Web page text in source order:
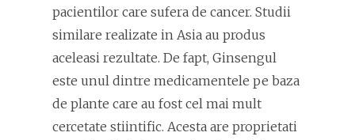
pacientilor care sufera de cancer. Studii
similare realizate in Asia au produs
aceleasi rezultate. De fapt, Ginsengul
este unul dintre medicamentele pe baza
de plante care au fost cel mai mult
cercetate stiintific. Acesta are proprietati